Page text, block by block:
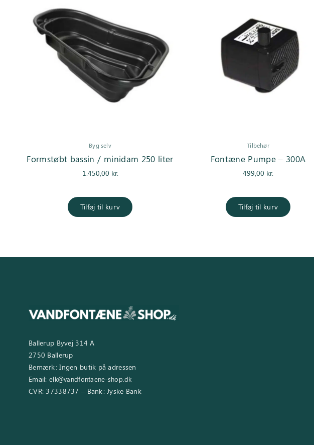
Byg selv
Formstøbt bassin / minidam 250 liter
1.450,00 kr.
Tilføj til kurv
Tilbehør
Fontæne Pumpe – 300A
499,00 kr.
Tilføj til kurv
Ballerup Byvej 314 A
2750 Ballerup
Bemærk: Ingen butik på adressen
Email: elk@vandfontaene-shop.dk
CVR: 37338737 – Bank: Jyske Bank